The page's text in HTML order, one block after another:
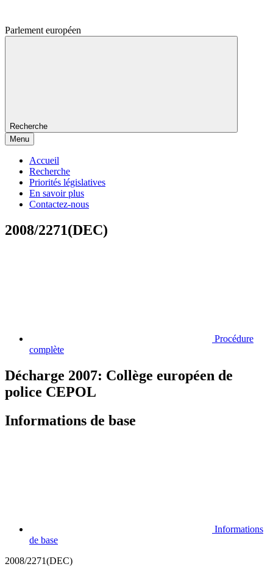
Parlement européen
Recherche
Menu
Accueil
Recherche
Priorités législatives
En savoir plus
Contactez-nous
2008/2271(DEC)
Procédure
complète
Décharge 2007: Collège européen de
police CEPOL
Informations de base
Informations
de base
2008/2271(DEC)